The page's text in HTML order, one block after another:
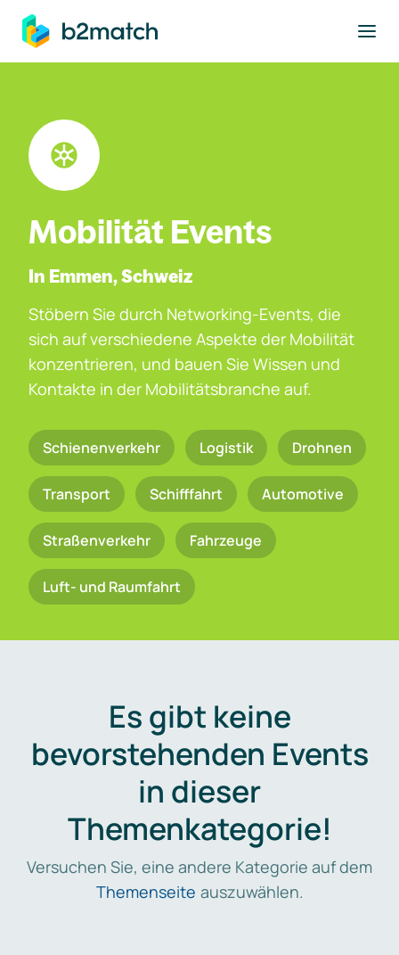
springen
Mobilität Events
In Emmen, Schweiz
Stöbern Sie durch Networking-Events, die
sich auf verschiedene Aspekte der Mobilität
konzentrieren, und bauen Sie Wissen und
Kontakte in der Mobilitätsbranche auf.
Schienenverkehr Logistik Drohnen
Transport Schifffahrt Automotive
Straßenverkehr Fahrzeuge
Luft- und Raumfahrt
Es gibt keine
bevorstehenden Events
in dieser
Themenkategorie!
Versuchen Sie, eine andere Kategorie auf dem
Themenseite auszuwählen.